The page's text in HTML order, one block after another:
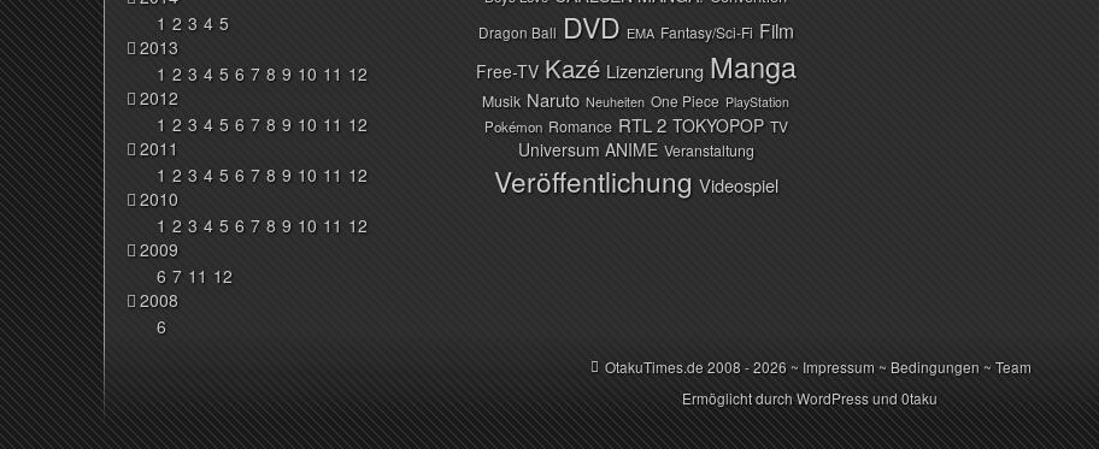
1 2 3 4 5
2013
1 2 3 4 5 6 7 8 9 10 11 12
2012
1 2 3 4 5 6 7 8 9 10 11 12
2011
1 2 3 4 5 6 7 8 9 10 11 12
2010
1 2 3 4 5 6 7 8 9 10 11 12
2009
6 7 11 12
2008
6
Dragon Ball DVD EMA Fantasy/Sci-Fi Film
Free-TV Kazé Lizenzierung Manga
Musik Naruto Neuheiten One Piece PlayStation
Pokémon Romance RTL 2 TOKYOPOP TV
Universum ANIME Veranstaltung
Veröffentlichung Videospiel
OtakuTimes.de2008 - 2026 ~ Impressum ~ Bedingungen ~Team
Ermöglicht durchWordPressund 0taku